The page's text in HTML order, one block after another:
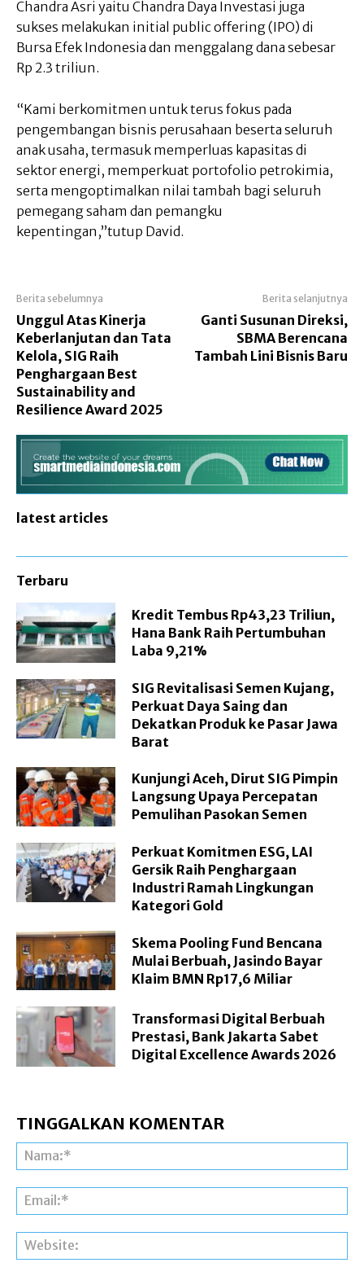
Chandra Asri yaitu Chandra Daya Investasi juga
sukses melakukan initial public offering (IPO) di
Bursa Efek Indonesia dan menggalang dana sebesar
Rp 2.3 triliun.
“Kami berkomitmen untuk terus fokus pada
pengembangan bisnis perusahaan beserta seluruh
anak usaha, termasuk memperluas kapasitas di
sektor energi, memperkuat portofolio petrokimia,
serta mengoptimalkan nilai tambah bagi seluruh
pemegang saham dan pemangku
kepentingan,”tutup David.
Berita sebelumnya
Unggul Atas Kinerja
Keberlanjutan dan Tata
Kelola, SIG Raih
Penghargaan Best
Sustainability and
Resilience Award 2025
Berita selanjutnya
Ganti Susunan Direksi,
SBMA Berencana
Tambah Lini Bisnis Baru
latest articles
Terbaru
Kredit Tembus Rp43,23 Triliun,
Hana Bank Raih Pertumbuhan
Laba 9,21%
SIG Revitalisasi Semen Kujang,
Perkuat Daya Saing dan
Dekatkan Produk ke Pasar Jawa
Barat
Kunjungi Aceh, Dirut SIG Pimpin
Langsung Upaya Percepatan
Pemulihan Pasokan Semen
Perkuat Komitmen ESG, LAI
Gersik Raih Penghargaan
Industri Ramah Lingkungan
Kategori Gold
Skema Pooling Fund Bencana
Mulai Berbuah, Jasindo Bayar
Klaim BMN Rp17,6 Miliar
Transformasi Digital Berbuah
Prestasi, Bank Jakarta Sabet
Digital Excellence Awards 2026
TINGGALKAN KOMENTAR